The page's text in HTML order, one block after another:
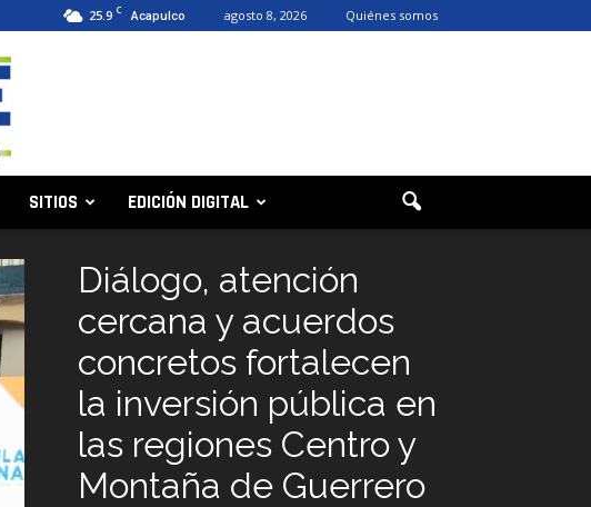
25.9 C Acapulco agosto 8, 2026 Quiénes somos
SITIOS EDICIÓN DIGITAL
Diálogo, atención
cercana y acuerdos
concretos fortalecen
la inversión pública en
las regiones Centro y
Montaña de Guerrero